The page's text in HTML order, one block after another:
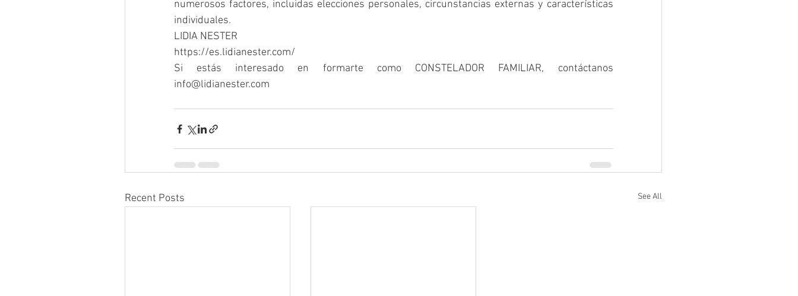
numerosos factores, incluidas elecciones personales, circunstancias externas y características
individuales.
LIDIA NESTER
https://es.lidianester.com/
Si estás interesado en formarte como CONSTELADOR FAMILIAR, contáctanos
info@lidianester.com
Recent Posts See All